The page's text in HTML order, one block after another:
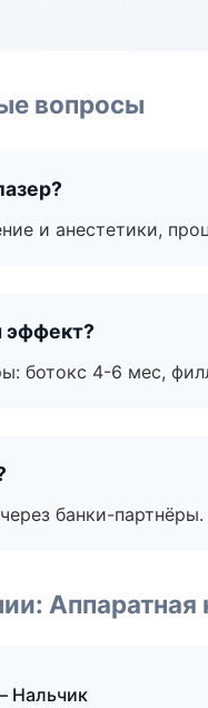
вопросы
и анестетики,
эффект?
ботокс 4-6 мес,
банки-партнёры.
Аппаратная
Нальчик